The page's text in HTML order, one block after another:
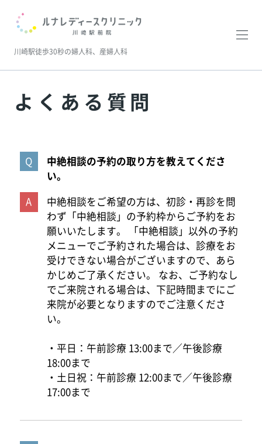
川崎駅徒歩30秒の婦人科、産婦人科
よくある質問
中絶相談の予約の取り方を教えてくださ
い。
中絶相談をご希望の方は、初診・再診を問
わず「中絶相談」の予約枠からご予約をお
願いいたします。 「中絶相談」以外の予約
メニューでご予約された場合は、診療をお
受けできない場合がございますので、あら
かじめご了承ください。 なお、ご予約なし
でご来院される場合は、下記時間までにご
来院が必要となりますのでご注意くださ
い。
・平日：午前診療 13:00まで／午後診療
18:00まで
・土日祝：午前診療 12:00まで／午後診療
17:00まで